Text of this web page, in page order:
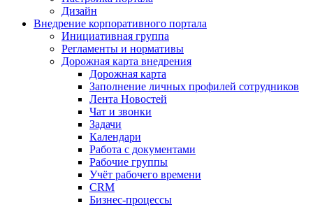
Дизайн
Внедрение корпоративного портала
Инициативная группа
Регламенты и нормативы
Дорожная карта внедрения
Дорожная карта
Заполнение личных профилей сотрудников
Лента Новостей
Чат и звонки
Задачи
Календари
Работа с документами
Рабочие группы
Учёт рабочего времени
CRM
Бизнес-процессы